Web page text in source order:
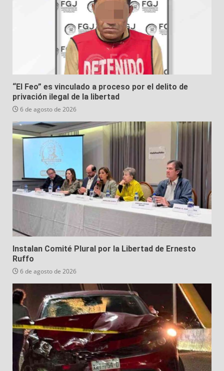
“El Feo” es vinculado a proceso por el delito de
privación ilegal de la libertad
6 de agosto de 2026
Instalan Comité Plural por la Libertad de Ernesto
Ruffo
6 de agosto de 2026